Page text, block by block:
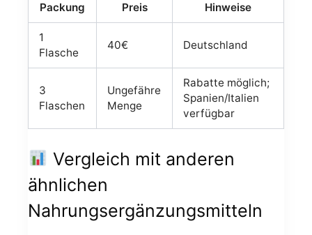
Packung Preis Hinweise
1
Flasche
40€ Deutschland
3
Flaschen
Ungefähre
Menge
Rabatte möglich;
Spanien/Italien
verfügbar
Vergleich mit anderen
ähnlichen
Nahrungsergänzungsmitteln